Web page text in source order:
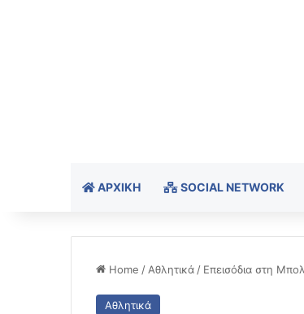
ΑΡΧΙΚΉ SOCIAL NETWORK
Home / Αθλητικά / Επεισόδια στη
Αθλητικά